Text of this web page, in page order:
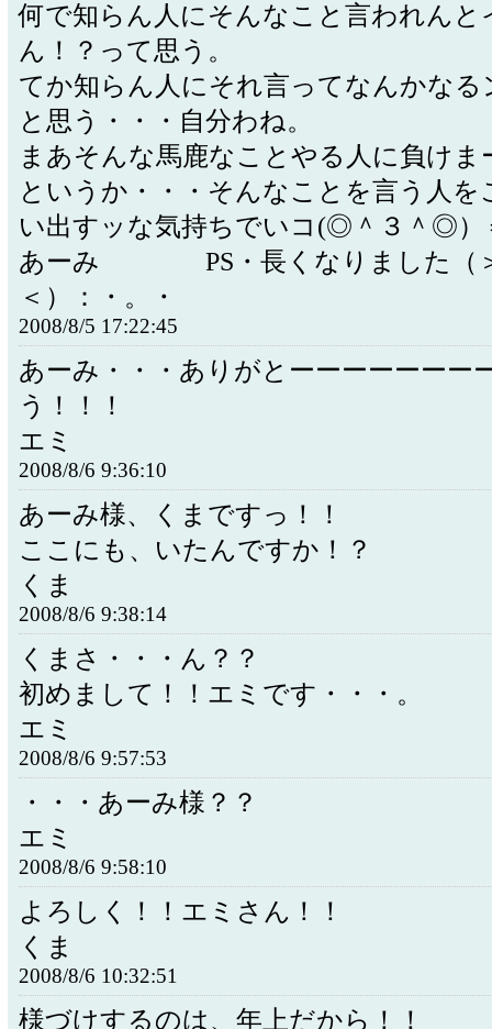
何で知らん人にそんなこと言われんと
ん！？って思う。
てか知らん人にそれ言ってなんかなる
と思う・・・自分わね。
まあそんな馬鹿なことやる人に負けま
というか・・・そんなことを言う人を
い出すッな気持ちでいコ(◎＾３＾◎）
あーみ PS・長くなりました（
＜）：・。・
2008/8/5 17:22:45
あーみ・・・ありがとーーーーーーー
う！！！
エミ
2008/8/6 9:36:10
あーみ様、くまですっ！！
ここにも、いたんですか！？
くま
2008/8/6 9:38:14
くまさ・・・ん？？
初めまして！！エミです・・・。
エミ
2008/8/6 9:57:53
・・・あーみ様？？
エミ
2008/8/6 9:58:10
よろしく！！エミさん！！
くま
2008/8/6 10:32:51
様づけするのは、年上だから！！